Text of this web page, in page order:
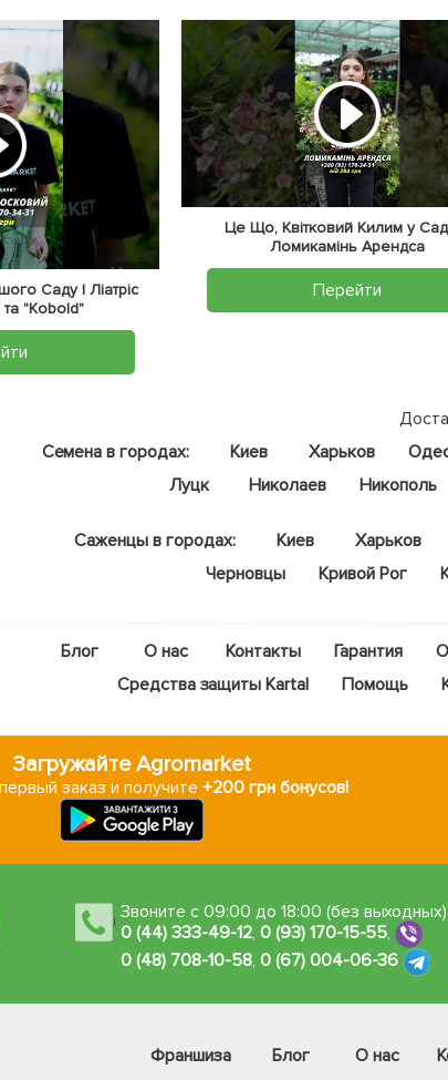
Саду | Ліатріс
"Kobold"
Це Що, Квітковий Килим у
Ломикамінь Арендса
Перейти
Семена в городах:
Киев Харьков
Луцк
Николаев Никополь
Саженцы в городах: Киев Харьков
Черновцы
Кривой Рог
Блог О нас Контакты Гарантия
Средства защиты Kartal
Помощь
Загружайте Agromarket
заказ и получите +200 грн бонусов!
Звоните с 09:00 до 18:00 (без выходных)
0 (44) 333-49-12, 0 (93) 170-15-55,
0 (48) 708-10-58, 0 (67) 004-06-36
Франшиза Блог О нас